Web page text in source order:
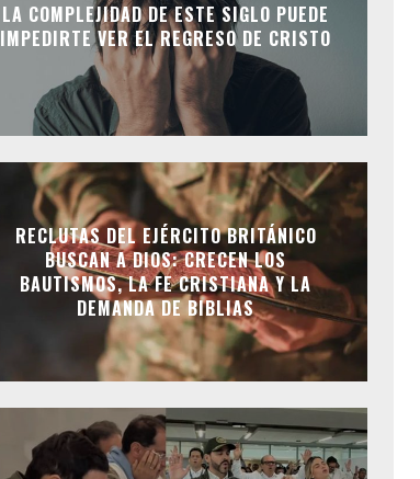
LA COMPLEJIDAD DE ESTE SIGLO PUEDE
IMPEDIRTE VER EL REGRESO DE CRISTO
RECLUTAS DEL EJÉRCITO BRITÁNICO
BUSCAN A DIOS: CRECEN LOS
BAUTISMOS, LA FE CRISTIANA Y LA
DEMANDA DE BIBLIAS